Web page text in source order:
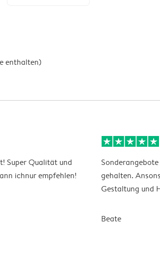
enthalten)
Super Qualität und
ichnur empfehlen!
gehalten.
Gestaltung und
Beate